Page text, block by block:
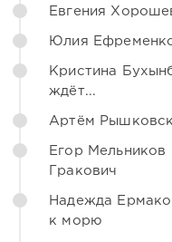
Евгения
Юлия
Кристина
ждёт...
Артём
Егор Мельников
Гракович
Надежда
к морю